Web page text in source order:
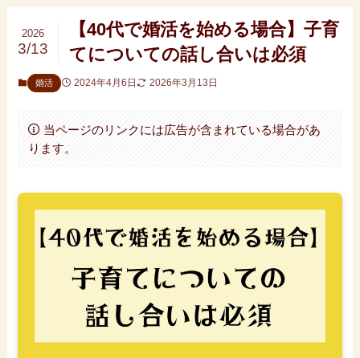
【40代で婚活を始める場合】子育
てについての話し合いは必須
2026
3/13
婚活 2024年4月6日 2026年3月13日
当ページのリンクには広告が含まれている場合があ
ります。